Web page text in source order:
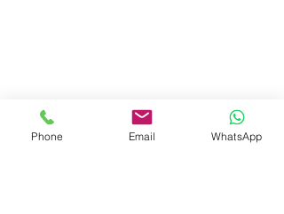
Phone Email WhatsApp